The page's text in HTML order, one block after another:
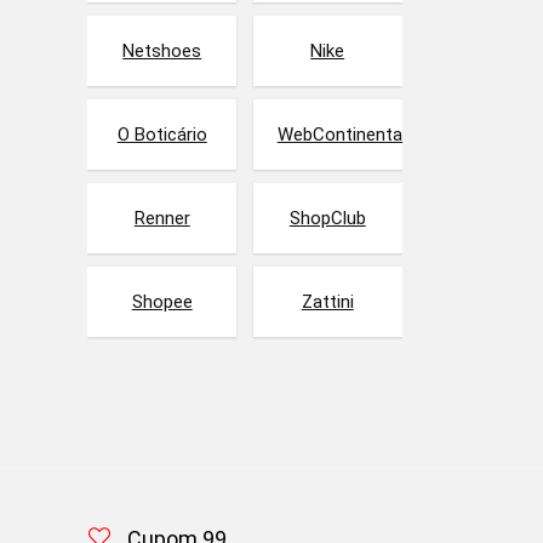
Netshoes Nike
O Boticário WebContinental
Renner ShopClub
Shopee Zattini